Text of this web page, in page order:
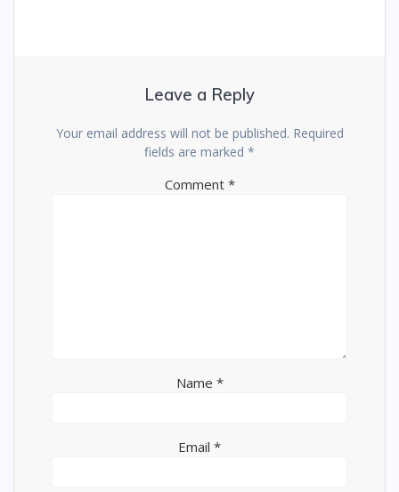
Leave a Reply
Your email address will not be published. Required
fields are marked *
Comment *
Name *
Email *